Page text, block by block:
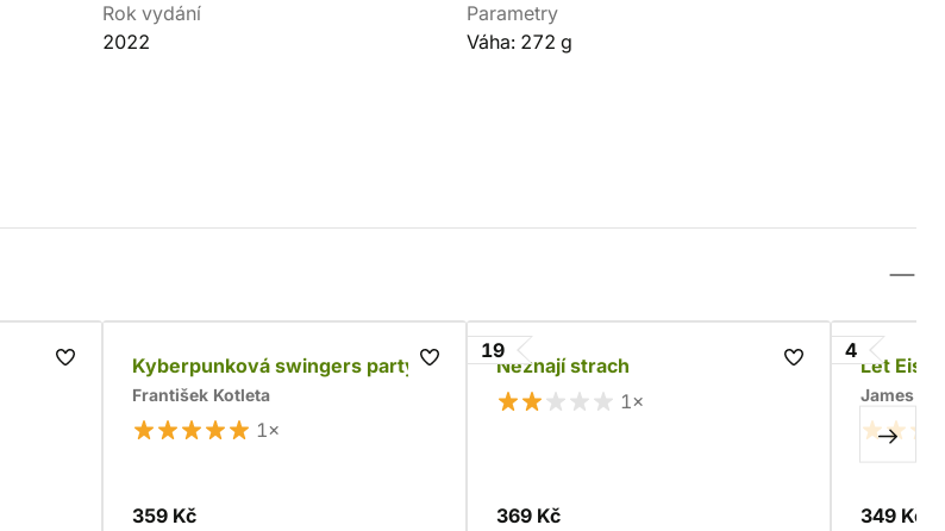
Rok vydání
2022
Parametry
Váha: 272 g
Kyberpunková swingers party
František Kotleta
1×
359 Kč
19
Neznají strach
1×
369 Kč
4
Let
James
349 Kč